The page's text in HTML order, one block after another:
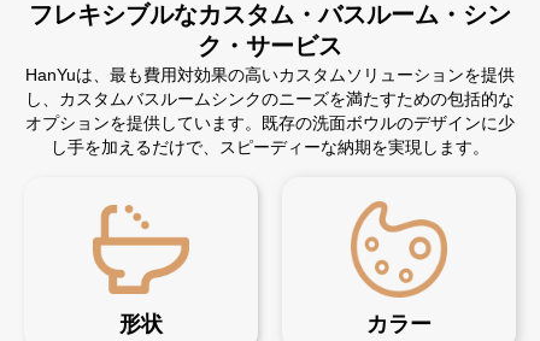
フレキシブルなカスタム・バスルーム・シン
ク・サービス
HanYuは、最も費用対効果の高いカスタムソリューションを提供
し、カスタムバスルームシンクのニーズを満たすための包括的な
オプションを提供しています。既存の洗面ボウルのデザインに少
し手を加えるだけで、スピーディーな納期を実現します。
形状 カラー